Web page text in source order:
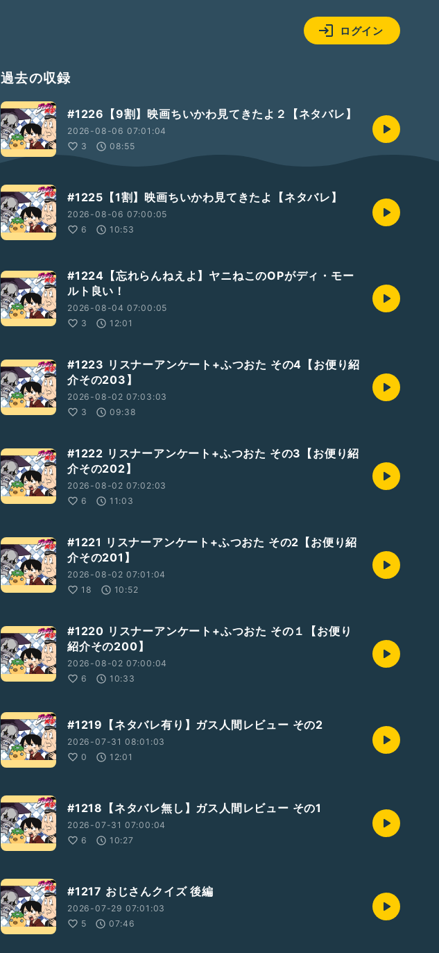
ログイン
過去の収録
#1226【9割】映画ちいかわ見てきたよ２【ネタバレ】
2026-08-06 07:01:04
3
08:55
#1225【1割】映画ちいかわ見てきたよ【ネタバレ】
2026-08-06 07:00:05
6
10:53
#1224【忘れらんねえよ】ヤニねこのOPがディ・モー
ルト良い！
2026-08-04 07:00:05
3
12:01
#1223 リスナーアンケート+ふつおた その4【お便り紹
介その203】
2026-08-02 07:03:03
3
09:38
#1222 リスナーアンケート+ふつおた その3【お便り紹
介その202】
2026-08-02 07:02:03
6
11:03
#1221 リスナーアンケート+ふつおた その2【お便り紹
介その201】
2026-08-02 07:01:04
18
10:52
#1220 リスナーアンケート+ふつおた その１【お便り
紹介その200】
2026-08-02 07:00:04
6
10:33
#1219【ネタバレ有り】ガス人間レビュー その2
2026-07-31 08:01:03
0
12:01
#1218【ネタバレ無し】ガス人間レビュー その1
2026-07-31 07:00:04
6
10:27
#1217 おじさんクイズ 後編
2026-07-29 07:01:03
5
07:46